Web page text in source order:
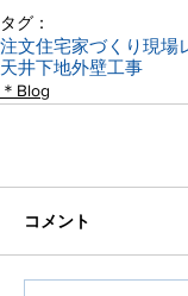
タグ：
注文住宅家づくり現場
天井下地外壁工事
＊Blog
コメント